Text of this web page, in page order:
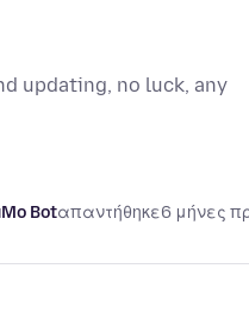
updating, no luck, any
Botαπαντήθηκε6 μήνες